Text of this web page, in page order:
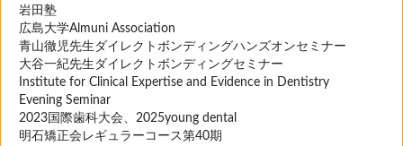
岩田塾
広島大学Almuni Association
青山徹児先生ダイレクトボンディングハンズオンセミナー
大谷一紀先生ダイレクトボンディングセミナー
Institute for Clinical Expertise and Evidence in Dentistry
Evening Seminar
2023国際歯科大会、2025young dental
明石矯正会レギュラーコース第40期